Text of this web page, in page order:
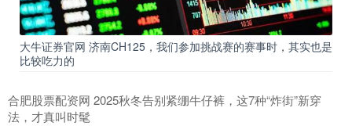
大牛证券官网 济南CH125，我们参加挑战赛的赛事时，其实也是
比较吃力的
合肥股票配资网 2025秋冬告别紧绷牛仔裤，这7种“炸街”新穿
法，才真叫时髦